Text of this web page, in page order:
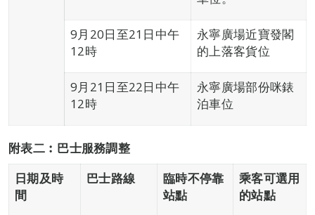
9月20日至21日中午
12時
永寧廣場近寶發閣
的上落客貨位
9月21日至22日中午
12時
永寧廣場部份咪錶
泊車位
附表二︰巴士服務調整
日期及時
間
巴士路線 臨時不停靠
站點
乘客可選用
的站點